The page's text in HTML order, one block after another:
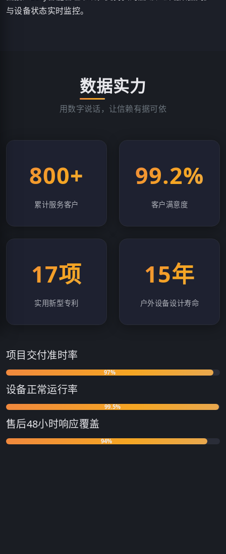
与设备状态实时监控。
数据实力
用数字说话，让信赖有据可依
800+
累计服务客户
99.2%
客户满意度
17项
实用新型专利
15年
户外设备设计寿命
项目交付准时率
97%
设备正常运行率
99.5%
售后48小时响应覆盖
94%